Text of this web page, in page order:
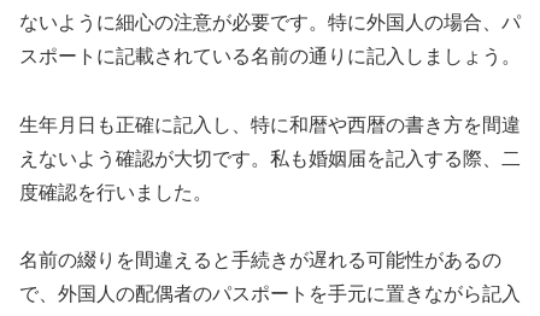
ないように細心の注意が必要です。特に外国人の場合、パ
スポートに記載されている名前の通りに記入しましょう。
生年月日も正確に記入し、特に和暦や西暦の書き方を間違
えないよう確認が大切です。私も婚姻届を記入する際、二
度確認を行いました。
名前の綴りを間違えると手続きが遅れる可能性があるの
で、外国人の配偶者のパスポートを手元に置きながら記入